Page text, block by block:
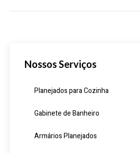
Nossos Serviços
Planejados para Cozinha
Gabinete de Banheiro
Armários Planejados